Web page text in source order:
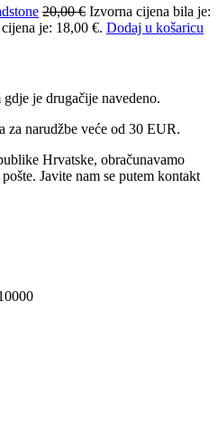
20,00€ Izvorna cijena bila je:
je: 18,00 €. Dodaj u košaricu
je drugačije navedeno.
za narudžbe veće od 30 EUR.
Hrvatske, obračunavamo
Javite nam se putem kontakt